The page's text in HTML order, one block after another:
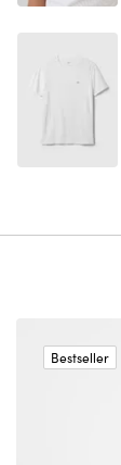
Bestseller